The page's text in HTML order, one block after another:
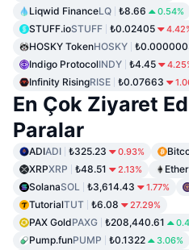
Liqwid FinanceLQ ₺8.66 0.54%
STUFF.ioSTUFF ₺0.02405
HOSKY TokenHOSKY
Indigo ProtocolINDY ₺4.45
Infinity RisingRISE ₺0.07663
En Çok Ziyaret
Paralar
ADIADI ₺325.23 0.93%
XRPXRP ₺48.51 2.13%
SolanaSOL ₺3,614.43 1.77%
TutorialTUT ₺6.08 27.29%
PAX GoldPAXG ₺208,440.61
Pump.funPUMP ₺0.1322 3.06%